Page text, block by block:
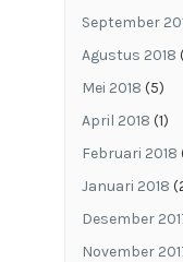
September
Agustus 2018
Mei 2018 (5)
April 2018 (1)
Februari 2018
Januari 2018
Desember
November